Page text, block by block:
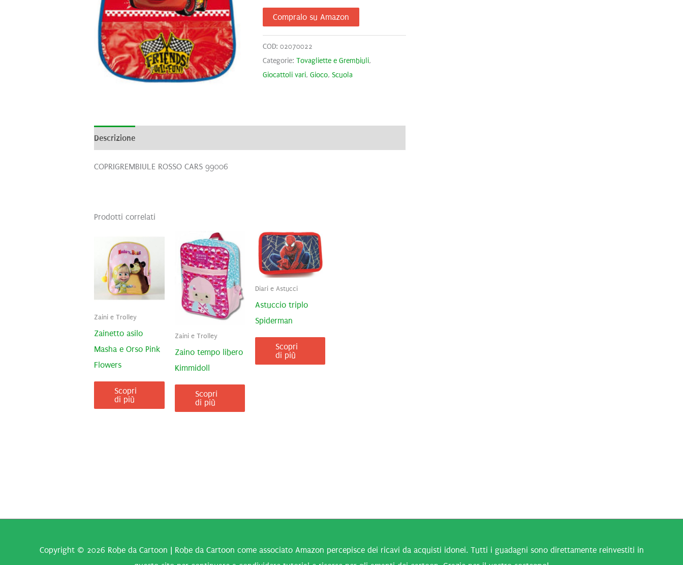
Compralo su Amazon
COD: 02070022
Categorie: Tovagliette e Grembiuli,
Giocattoli vari, Gioco, Scuola
Descrizione
COPRIGREMBIULE ROSSO CARS 99006
Prodotti correlati
Zaini e Trolley
Zainetto asilo
Masha e Orso Pink
Flowers
Scopri
di più
Zaini e Trolley
Zaino tempo libero
Kimmidoll
Scopri
di più
Diari e Astucci
Astuccio triplo
Spiderman
Scopri
di più
Copyright © 2026 Robe da Cartoon | Robe da Cartoon come associato Amazon percepisce dei ricavi da acquisti idonei. Tutti i guadagni sono direttamente reinvestiti in